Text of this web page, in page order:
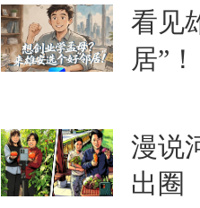
看见
居”！
漫说
出圈